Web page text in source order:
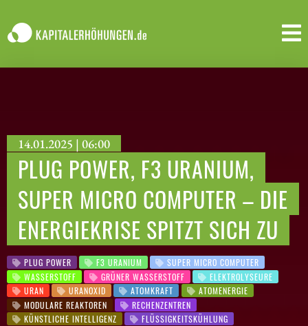
14.01.2025 | 06:00
PLUG POWER, F3 URANIUM,
SUPER MICRO COMPUTER – DIE
ENERGIEKRISE SPITZT SICH ZU
PLUG POWER F3 URANIUM
SUPER MICRO COMPUTER
WASSERSTOFF
GRÜNER WASSERSTOFF
ELEKTROLYSEURE
URAN
URANOXID ATOMKRAFT
ATOMENERGIE
MODULARE REAKTOREN
RECHENZENTREN
KÜNSTLICHE INTELLIGENZ
FLÜSSIGKEITSKÜHLUNG